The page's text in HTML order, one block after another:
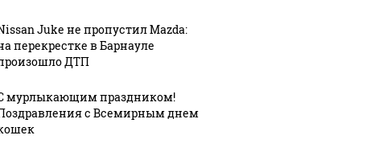
Juke не пропустил Mazda:
перекрестке в Барнауле
ДТП
мурлыкающим праздником!
с Всемирным днем